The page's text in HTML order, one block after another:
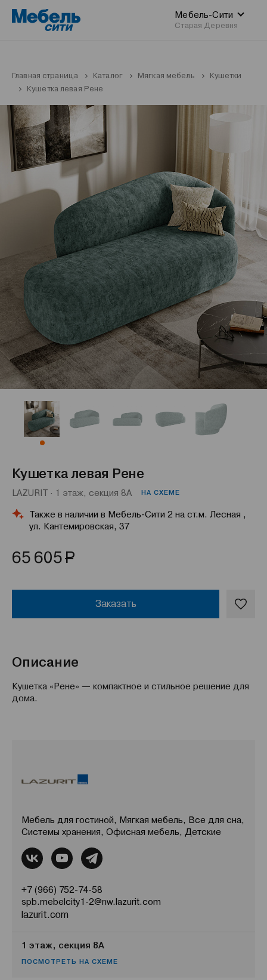
Мебель-Сити
Старая Деревня
Главная страница Каталог Мягкая мебель
Кушетки
Кушетка левая Рене
Кушетка левая Рене
LAZURIT · 1 этаж, секция 8А НА СХЕМЕ
Также в наличии в Мебель-Сити 2 на ст.м. Лесная ,
ул. Кантемировская, 37
65 605Р
Заказать
Описание
Кушетка «Рене» — компактное и стильное решение для
дома.
Мебель для гостиной, Мягкая мебель, Все для сна,
Системы хранения, Офисная мебель, Детские
+7 (966) 752-74-58
spb.mebelcity1-2@nw.lazurit.com
lazurit.com
1 этаж, секция 8А
ПОСМОТРЕТЬ НА СХЕМЕ